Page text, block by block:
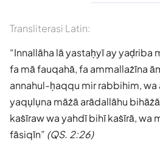
Transliterasi Latin:
Innallāha lā yastaḥyī ay yaḍriba
fa mā fauqahā, fa ammallażīna
annahul-ḥaqqu mir rabbihim, wa
yaqụlụna māżā arādallāhu
kaṡīraw wa yahdī bihī kaṡīrā, wa
fāsiqīn (QS. 2:26)